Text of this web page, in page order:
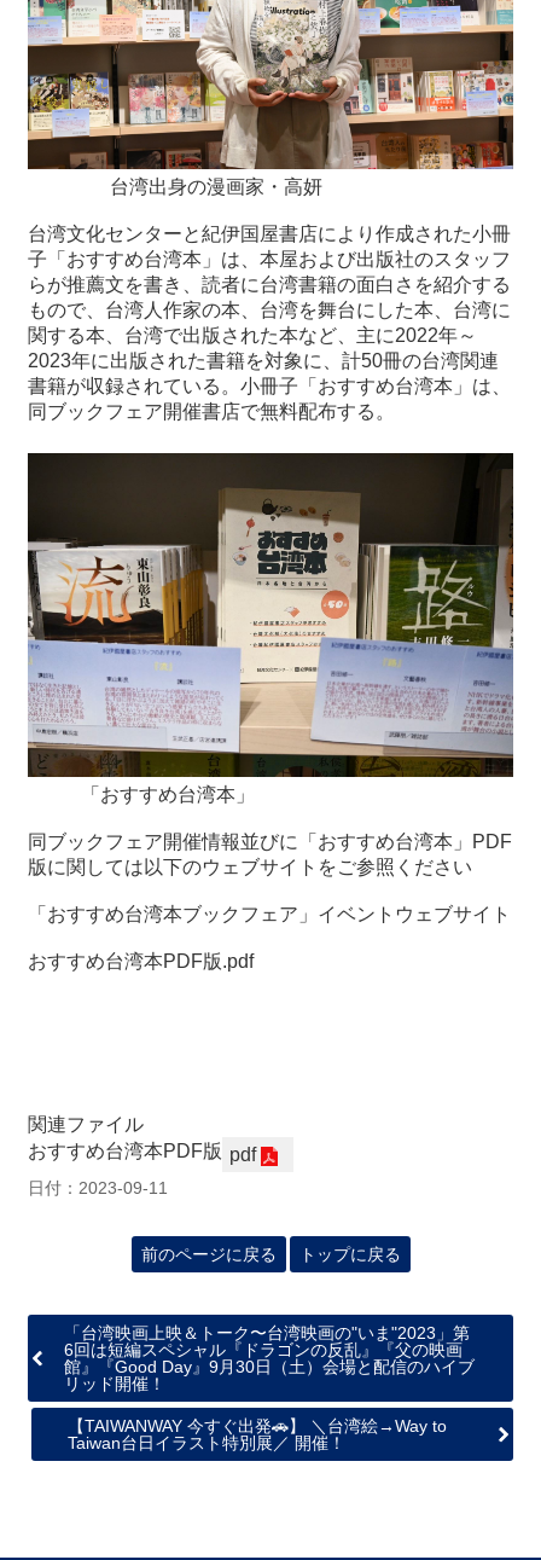
台湾出身の漫画家・高妍
台湾文化センターと紀伊国屋書店により作成された小冊
子「おすすめ台湾本」は、本屋および出版社のスタッフ
らが推薦文を書き、読者に台湾書籍の面白さを紹介する
もので、台湾人作家の本、台湾を舞台にした本、台湾に
関する本、台湾で出版された本など、主に2022年～
2023年に出版された書籍を対象に、計50冊の台湾関連
書籍が収録されている。小冊子「おすすめ台湾本」は、
同ブックフェア開催書店で無料配布する。
「おすすめ台湾本」
同ブックフェア開催情報並びに「おすすめ台湾本」PDF
版に関しては以下のウェブサイトをご参照ください
「おすすめ台湾本ブックフェア」イベントウェブサイト
おすすめ台湾本PDF版.pdf
関連ファイル
おすすめ台湾本PDF版 pdf
日付：2023-09-11
前のページに戻る トップに戻る
「台湾映画上映＆トーク〜台湾映画の"いま"2023」第
6回は短編スペシャル『ドラゴンの反乱』『父の映画
館』『Good Day』9月30日（土）会場と配信のハイブ
リッド開催！
【TAIWANWAY 今すぐ出発🚗】 ＼台湾絵→Way to
Taiwan台日イラスト特別展／ 開催！